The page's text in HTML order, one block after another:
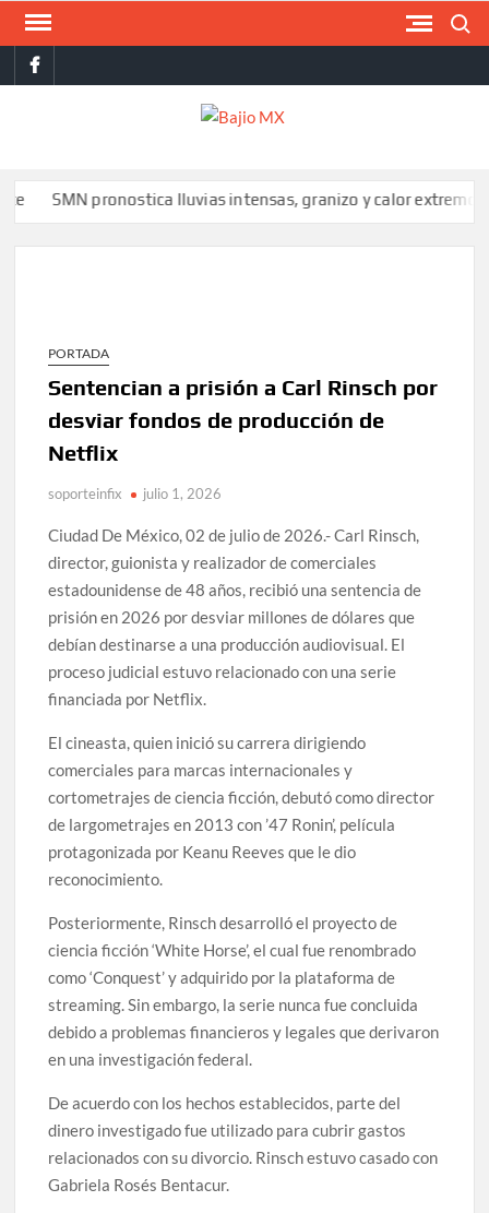
Saltar
contenidofacebook
pronostica lluvias intensas, granizo y calor extremo para
PORTADA
Sentencian a prisión a Carl Rinsch por
desviar fondos de producción de
Netflix
soporteinfix julio 1, 2026
Ciudad De México, 02 de julio de 2026.- Carl Rinsch,
director, guionista y realizador de comerciales
estadounidense de 48 años, recibió una sentencia de
prisión en 2026 por desviar millones de dólares que
debían destinarse a una producción audiovisual. El
proceso judicial estuvo relacionado con una serie
financiada por Netflix.
El cineasta, quien inició su carrera dirigiendo
comerciales para marcas internacionales y
cortometrajes de ciencia ficción, debutó como director
de largometrajes en 2013 con ’47 Ronin’, película
protagonizada por Keanu Reeves que le dio
reconocimiento.
Posteriormente, Rinsch desarrolló el proyecto de
ciencia ficción ‘White Horse’, el cual fue renombrado
como ‘Conquest’ y adquirido por la plataforma de
streaming. Sin embargo, la serie nunca fue concluida
debido a problemas financieros y legales que derivaron
en una investigación federal.
De acuerdo con los hechos establecidos, parte del
dinero investigado fue utilizado para cubrir gastos
relacionados con su divorcio. Rinsch estuvo casado con
Gabriela Rosés Bentacur.